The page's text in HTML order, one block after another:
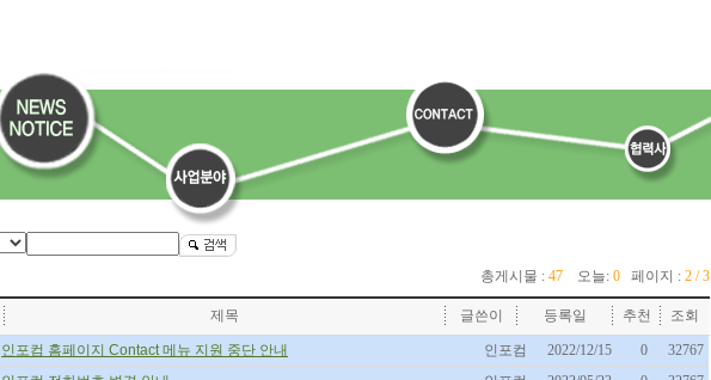
총게시물 : 47 오늘: 0 페이지 : 2 / 3
제목 글쓴이 등록일 추천 조회
인포컴 홈페이지 Contact 메뉴 지원 중단 안내 인포컴 2022/12/15 0
32767